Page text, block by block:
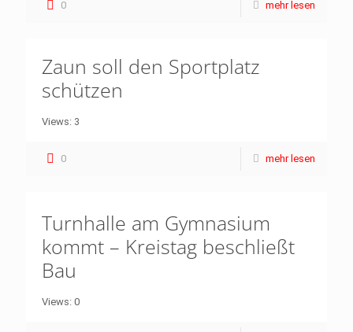
0 mehr lesen
Zaun soll den Sportplatz
schützen
Views: 3
0 mehr lesen
Turnhalle am Gymnasium
kommt – Kreistag beschließt
Bau
Views: 0